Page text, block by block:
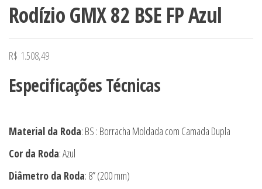
Rodízio GMX 82 BSE FP Azul
R$ 1.508,49
Especificações Técnicas
Material da Roda: BS : Borracha Moldada com Camada Dupla
Cor da Roda: Azul
Diâmetro da Roda: 8” (200 mm)